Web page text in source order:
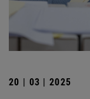
20 | 03 | 2025